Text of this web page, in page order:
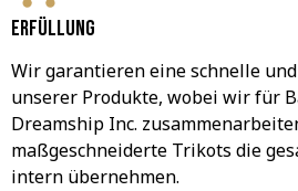
Erfüllung
Wir garantieren eine schnelle
unserer Produkte, wobei wir für
Dreamship Inc.
maßgeschneiderte Trikots die
intern übernehmen.